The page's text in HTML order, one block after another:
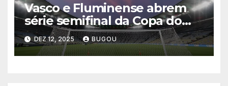
Vasco e Fluminense abrem
série semifinal da Copa do
Brasil nesta quinta-feira
DEZ 12, 2025 BUGOU